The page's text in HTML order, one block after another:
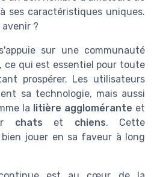
ses caractéristiques uniques.
?
sur une communauté
ce qui est essentiel pour toute
prospérer. Les utilisateurs
sa technologie, mais aussi
la litière agglomérante et
chats et chiens. Cette
jouer en sa faveur à long